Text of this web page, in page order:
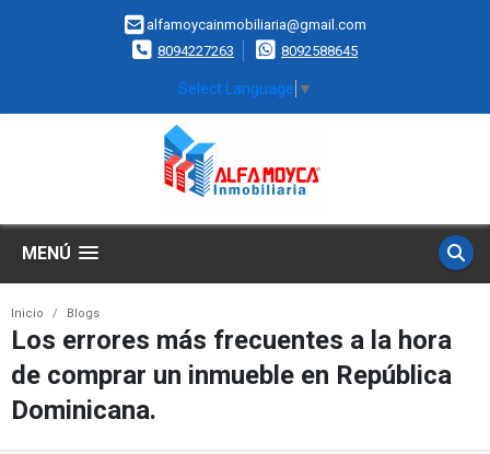
alfamoycainmobiliaria@gmail.com
8094227263
8092588645
Select Language ▼
MENÚ
Inicio Blogs
Los errores más frecuentes a la hora
de comprar un inmueble en República
Dominicana.